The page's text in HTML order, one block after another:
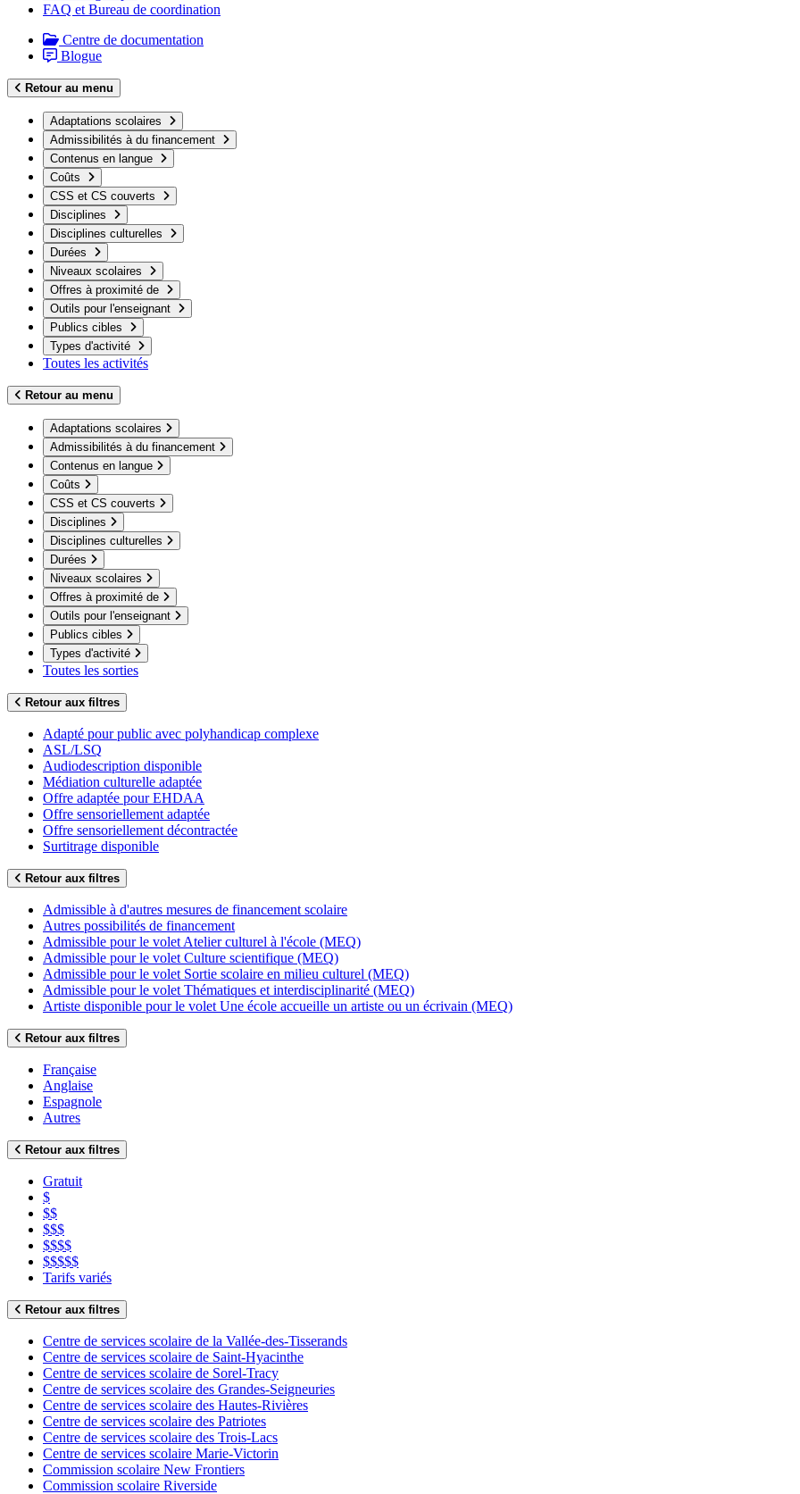
FAQ et Bureau de coordination
Centre de documentation
Blogue
Retour au menu
Adaptations scolaires
Admissibilités à du financement
Contenus en langue
Coûts
CSS et CS couverts
Disciplines
Disciplines culturelles
Durées
Niveaux scolaires
Offres à proximité de
Outils pour l'enseignant
Publics cibles
Types d'activité
Toutes les activités
Retour au menu
Adaptations scolaires
Admissibilités à du financement
Contenus en langue
Coûts
CSS et CS couverts
Disciplines
Disciplines culturelles
Durées
Niveaux scolaires
Offres à proximité de
Outils pour l'enseignant
Publics cibles
Types d'activité
Toutes les sorties
Retour aux filtres
Adapté pour public avec polyhandicap complexe
ASL/LSQ
Audiodescription disponible
Médiation culturelle adaptée
Offre adaptée pour EHDAA
Offre sensoriellement adaptée
Offre sensoriellement décontractée
Surtitrage disponible
Retour aux filtres
Admissible à d'autres mesures de financement scolaire
Autres possibilités de financement
Admissible pour le volet Atelier culturel à l'école (MEQ)
Admissible pour le volet Culture scientifique (MEQ)
Admissible pour le volet Sortie scolaire en milieu culturel (MEQ)
Admissible pour le volet Thématiques et interdisciplinarité (MEQ)
Artiste disponible pour le volet Une école accueille un artiste ou un écrivain (MEQ)
Retour aux filtres
Française
Anglaise
Espagnole
Autres
Retour aux filtres
Gratuit
$
$$
$$$
$$$$
$$$$$
Tarifs variés
Retour aux filtres
Centre de services scolaire de la Vallée-des-Tisserands
Centre de services scolaire de Saint-Hyacinthe
Centre de services scolaire de Sorel-Tracy
Centre de services scolaire des Grandes-Seigneuries
Centre de services scolaire des Hautes-Rivières
Centre de services scolaire des Patriotes
Centre de services scolaire des Trois-Lacs
Centre de services scolaire Marie-Victorin
Commission scolaire New Frontiers
Commission scolaire Riverside